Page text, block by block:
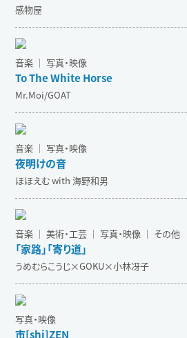
感物屋
音楽 ｜ 写真・映像
To The White Horse
Mr.Moi/GOAT
音楽 ｜ 写真・映像
夜明けの音
ほほえむ with 海野和男
音楽 ｜ 美術・工芸 ｜ 写真・映像 ｜ その他
「家路」「寄り道」
うめむらこうじ×GOKU×小林冴子
写真・映像
市[shi]ZEN